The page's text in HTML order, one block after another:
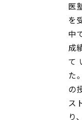
医
を
中
成
て
た
の
ス
り